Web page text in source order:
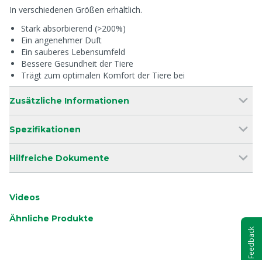
In verschiedenen Größen erhältlich.
Stark absorbierend (>200%)
Ein angenehmer Duft
Ein sauberes Lebensumfeld
Bessere Gesundheit der Tiere
Trägt zum optimalen Komfort der Tiere bei
Zusätzliche Informationen
Spezifikationen
Hilfreiche Dokumente
Videos
Ähnliche Produkte
Feedback